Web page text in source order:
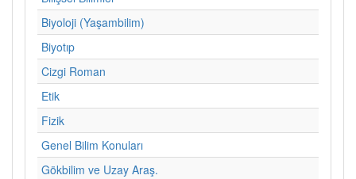
Biyoloji (Yaşambilim)
Biyotıp
Cizgi Roman
Etik
Fizik
Genel Bilim Konuları
Gökbilim ve Uzay Araş.